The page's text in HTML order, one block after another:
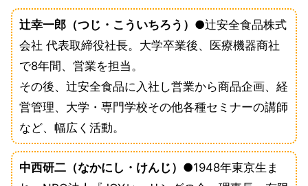
辻幸一郎（つじ・こういちろう） ●辻安全食品株式
会社 代表取締役社長。大学卒業後、医療機器商社
で8年間、営業を担当。
その後、辻安全食品に入社し営業から商品企画、経
営管理、大学・専門学校その他各種セミナーの講師
など、幅広く活動。
中西研二（なかにし・けんじ） ●1948年東京生ま